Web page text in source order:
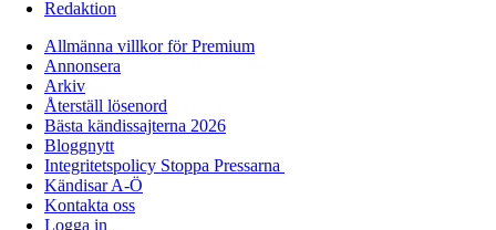
Redaktion
Allmänna villkor för Premium
Annonsera
Arkiv
Återställ lösenord
Bästa kändissajterna 2026
Bloggnytt
Integritetspolicy Stoppa Pressarna
Kändisar A-Ö
Kontakta oss
Logga in